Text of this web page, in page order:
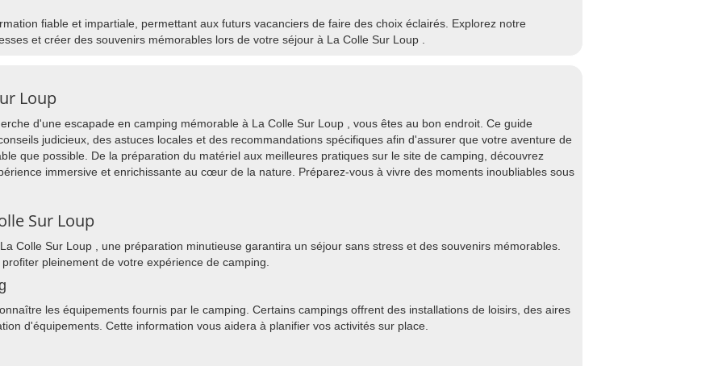
fiable et impartiale, permettant aux futurs vacanciers de faire des choix éclairés. Explorez notre
et créer des souvenirs mémorables lors de votre séjour à La Colle Sur Loup .
Loup
d'une escapade en camping mémorable à La Colle Sur Loup , vous êtes au bon endroit. Ce guide
judicieux, des astuces locales et des recommandations spécifiques afin d'assurer que votre aventure de
que possible. De la préparation du matériel aux meilleures pratiques sur le site de camping, découvrez
immersive et enrichissante au cœur de la nature. Préparez-vous à vivre des moments inoubliables sous
Sur Loup
Colle Sur Loup , une préparation minutieuse garantira un séjour sans stress et des souvenirs mémorables.
pleinement de votre expérience de camping.
les équipements fournis par le camping. Certains campings offrent des installations de loisirs, des aires
d'équipements. Cette information vous aidera à planifier vos activités sur place.